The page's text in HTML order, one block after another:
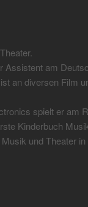
Assistent am
an diversen Film
spielt er am
Kinderbuch
und Theater